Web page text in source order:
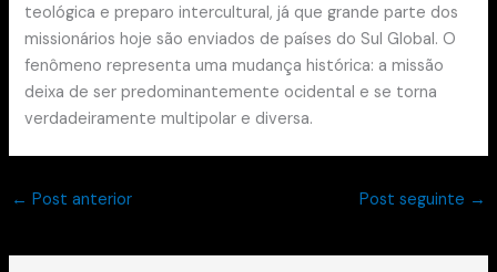
teológica e preparo intercultural, já que grande parte dos
missionários hoje são enviados de países do Sul Global. O
fenômeno representa uma mudança histórica: a missão
deixa de ser predominantemente ocidental e se torna
verdadeiramente multipolar e diversa.
← Post anterior Post seguinte →